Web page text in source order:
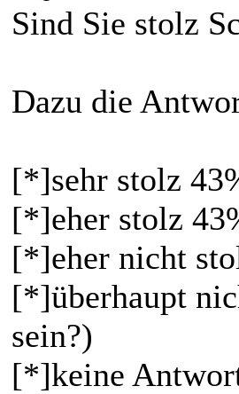
Sind Sie stolz
Dazu die
[*]sehr stolz
[*]eher stolz
[*]eher nicht
[*]überhaupt
sein?)
[*]keine